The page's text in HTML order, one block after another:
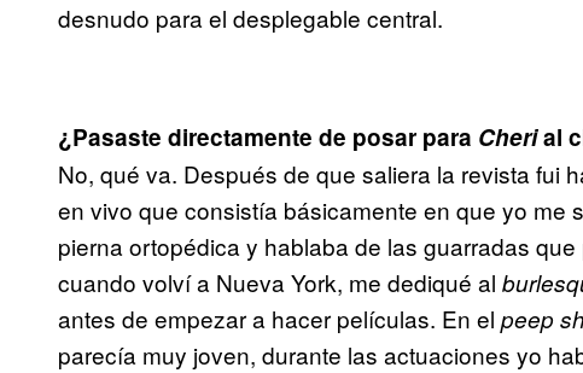
desnudo para el desplegable central.
¿Pasaste directamente de posar para Cherial
No, qué va. Después de que saliera la revista fui
en vivo que consistía básicamente en que yo me
pierna ortopédica y hablaba de las guarradas
cuando volví a Nueva York, me dediqué al
antes de empezar a hacer películas. En el peep
parecía muy joven, durante las actuaciones yo